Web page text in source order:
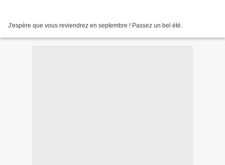
J'espère que vous reviendrez en septembre ! Passez un bel été.